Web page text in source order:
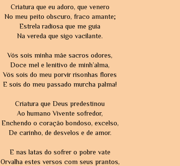
Criatura que eu adoro, que venero
No meu peito obscuro, fraco amante;
Estrela radiosa que me guia
Na vereda que sigo vacilante.
Vós sois minha mãe sacros odores,
Doce mel e lenitivo de minh’alma,
Vós sois do meu porvir risonhas flores
E sois do meu passado murcha palma!
Criatura que Deus predestinou
Ao humano Vivente sofredor,
Enchendo o coração bondoso, excelso,
De carinho, de desvelos e de amor.
E nas latas do sofrer o pobre vate
Orvalha estes versos com seus prantos,